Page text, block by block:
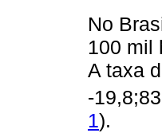
No
100 mil
A taxa
-
1).